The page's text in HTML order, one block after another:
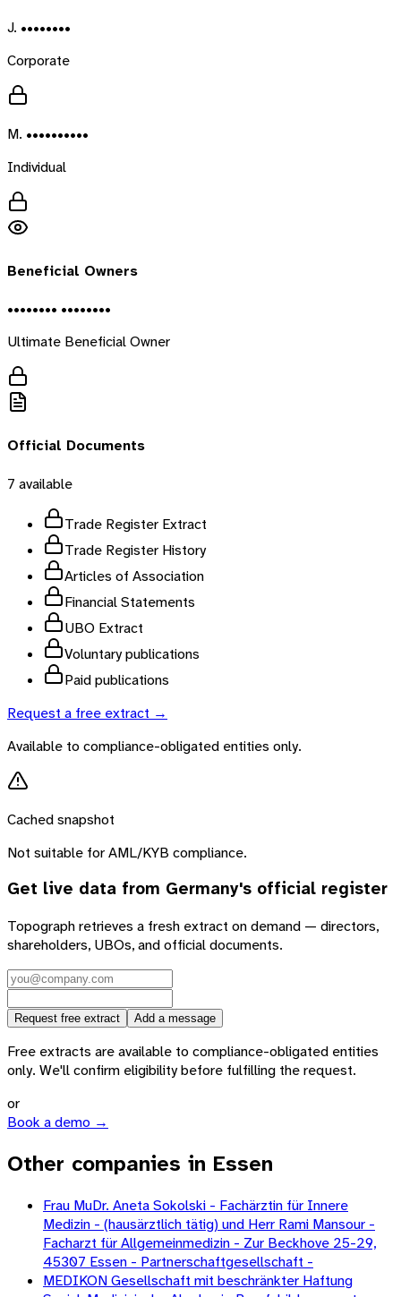
J. ••••••••
Corporate
M. ••••••••••
Individual
Beneficial Owners
•••••••• ••••••••
Ultimate Beneficial Owner
Official Documents
7 available
Trade Register Extract
Trade Register History
Articles of Association
Financial Statements
UBO Extract
Voluntary publications
Paid publications
Request a free extract →
Available to compliance-obligated entities only.
Cached snapshot
Not suitable for AML/KYB compliance.
Get live data from Germany's official register
Topograph retrieves a fresh extract on demand — directors,
shareholders, UBOs, and official documents.
Request free extract Add a message
Free extracts are available to compliance-obligated entities
only. We'll confirm eligibility before fulfilling the request.
or
Book a demo →
Other companies in Essen
Frau MuDr. Aneta Sokolski - Fachärztin für Innere
Medizin - (hausärztlich tätig) und Herr Rami Mansour -
Facharzt für Allgemeinmedizin - Zur Beckhove 25-29,
45307 Essen - Partnerschaftgesellschaft -
MEDIKON Gesellschaft mit beschränkter Haftung